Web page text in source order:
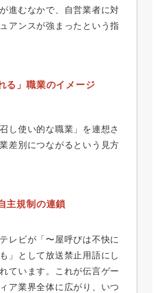
進むなかで、自営業者に対
アンスが強まったという指
る」職業のイメージ
し使い的な職業」を連想さ
差別につながるという見方
主規制の連鎖
レビが「〜屋呼びは不快に
」として放送禁止用語にし
ています。これが伝言ゲー
ア業界全体に広がり、いつ